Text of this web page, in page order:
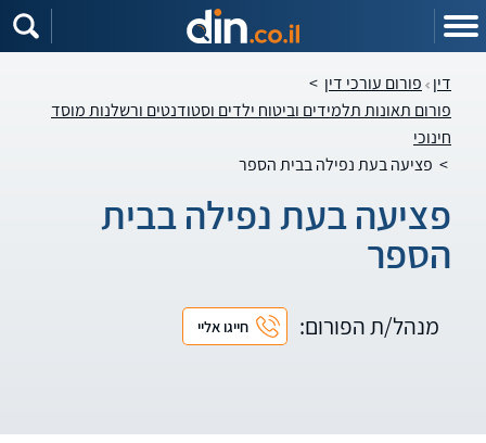
דין פורום עורכי דין >
פורום תאונות תלמידים וביטוח ילדים וסטודנטים ורשלנות מוסד
חינוכי
> פציעה בעת נפילה בבית הספר
פציעה בעת נפילה בבית
הספר
מנהל/ת הפורום: חייגו אליי